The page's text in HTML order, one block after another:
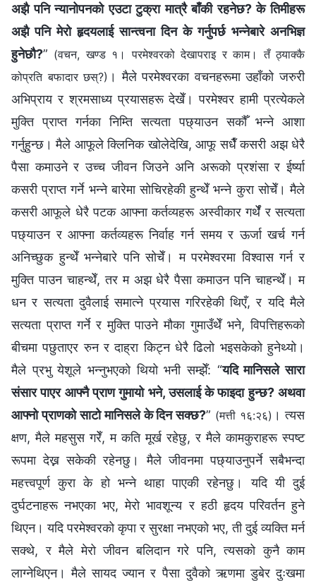
अझै पनि न्यानोपनको एउटा टुक्रा मात्रै बाँकी रहनेछ? के तिमीहरू
अझै पनि मेरो हृदयलाई सान्त्वना दिन के गर्नुपर्छ भन्नेबारे अनभिज्ञ
हुनेछौ?” (वचन, खण्ड १। परमेश्‍वरको देखापराइ र काम। तँ ठ्याक्कै
कोप्रति बफादार छस्?) । मैले परमेश्‍वरका वचनहरूमा उहाँको जरुरी
अभिप्राय र श्रमसाध्य प्रयासहरू देखेँ। परमेश्‍वर हामी प्रत्येकले
मुक्ति प्राप्त गर्नका निम्ति सत्यता पछ्याउन सकौँ भन्ने आशा
गर्नुहुन्छ। मैले आफूले क्लिनिक खोलेदेखि, आफू सधैँ कसरी अझ धेरै
पैसा कमाउने र उच्च जीवन जिउने अनि अरूको प्रशंसा र ईर्ष्या
कसरी प्राप्त गर्ने भन्ने बारेमा सोचिरहेकी हुन्थेँ भन्ने कुरा सोचेँ। मैले
कसरी आफूले धेरै पटक आफ्ना कर्तव्यहरू अस्वीकार गर्थेँ र सत्यता
पछ्याउन र आफ्ना कर्तव्यहरू निर्वाह गर्न समय र ऊर्जा खर्च गर्न
अनिच्छुक हुन्थेँ भन्नेबारे पनि सोचेँ। म परमेश्‍वरमा विश्वास गर्न र
मुक्ति पाउन चाहन्थेँ, तर म अझ धेरै पैसा कमाउन पनि चाहन्थेँ। म
धन र सत्यता दुवैलाई समात्ने प्रयास गरिरहेकी थिएँ, र यदि मैले
सत्यता प्राप्त गर्ने र मुक्ति पाउने मौका गुमाउँथेँ भने, विपत्तिहरूको
बीचमा पछुताएर रुन र दाह्रा किट्न धेरै ढिलो भइसकेको हुनेथ्यो।
मैले प्रभु येशूले भन्नुभएको थियो भनी सम्झेँ: “यदि मानिसले सारा
संसार पाएर आफ्नै प्राण गुमायो भने, उसलाई के फाइदा हुन्छ? अथवा
आफ्नो प्राणको साटो मानिसले के दिन सक्छ?” (मत्ती १६:२६) । त्यस
क्षण, मैले महसुस गरेँ, म कति मूर्ख रहेछु, र मैले कामकुराहरू स्पष्ट
रूपमा देख्न सकेकी रहेनछु। मैले जीवनमा पछ्याउनुपर्ने सबैभन्दा
महत्त्वपूर्ण कुरा के हो भन्ने थाहा पाएकी रहेनछु। यदि यी दुई
दुर्घटनाहरू नभएका भए, मेरो भावशून्य र हठी हृदय परिवर्तन हुने
थिएन। यदि परमेश्‍वरको कृपा र सुरक्षा नभएको भए, ती दुई व्यक्ति मर्न
सक्थे, र मैले मेरो जीवन बलिदान गरे पनि, त्यसको कुनै काम
लाग्नेथिएन। मैले सायद ज्यान र पैसा दुवैको ऋणमा डुबेर दुःखमा